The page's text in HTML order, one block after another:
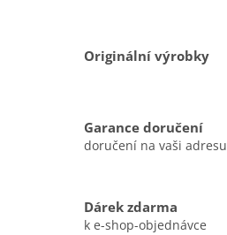
Originální výrobky
Garance doručení
doručení na vaši adresu
Dárek zdarma
k e-shop-objednávce